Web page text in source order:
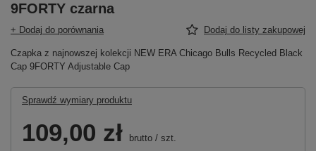
9FORTY czarna
+ Dodaj do porównania Dodaj do listy zakupowej
Czapka z najnowszej kolekcji NEW ERA Chicago Bulls Recycled Black
Cap 9FORTY Adjustable Cap
Sprawdź wymiary produktu
109,00 zł brutto / szt.